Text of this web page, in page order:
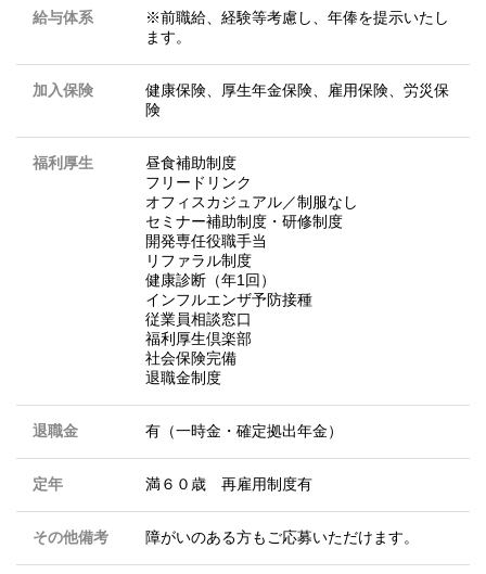
給与体系
※前職給、経験等考慮し、年俸を提示いたし
ます。
加入保険
健康保険、厚生年金保険、雇用保険、労災保
険
福利厚生
昼食補助制度
フリードリンク
オフィスカジュアル／制服なし
セミナー補助制度・研修制度
開発専任役職手当
リファラル制度
健康診断（年1回）
インフルエンザ予防接種
従業員相談窓口
福利厚生倶楽部
社会保険完備
退職金制度
退職金 有（一時金・確定拠出年金）
定年 満６０歳 再雇用制度有
その他備考 障がいのある方もご応募いただけます。